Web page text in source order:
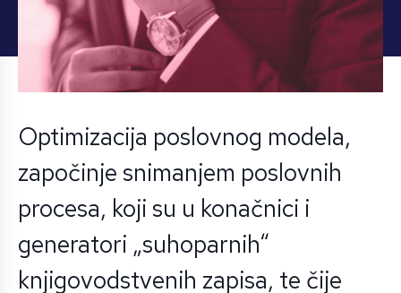
Optimizacija poslovnog modela,
započinje snimanjem poslovnih
procesa, koji su u konačnici i
generatori „suhoparnih“
knjigovodstvenih zapisa, te čije